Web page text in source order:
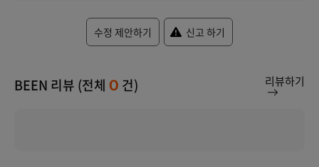
수정 제안하기 신고 하기
BEEN 리뷰 (전체 0 건) 리뷰하기